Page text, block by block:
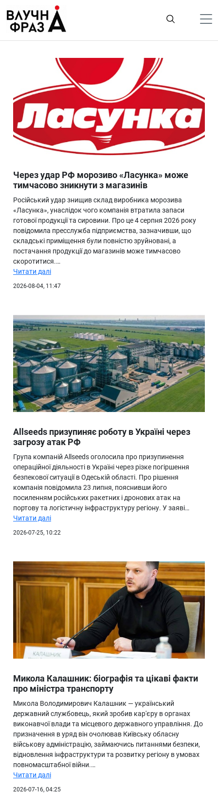
содержимому
Життя
Лайфстайл
ТехноНаука
Людина
Ukraine
Про нас
Через удар РФ морозиво «Ласунка» може
тимчасово зникнути з магазинів
Російський удар знищив склад виробника морозива
«Ласунка», унаслідок чого компанія втратила запаси
готової продукції та сировини. Про це 4 серпня 2026 року
повідомила пресслужба підприємства, зазначивши, що
складські приміщення були повністю зруйновані, а
постачання продукції до магазинів може тимчасово
скоротитися.…
Читати далі
2026-08-04, 11:47
Allseeds призупиняє роботу в Україні через
загрозу атак РФ
Група компаній Allseeds оголосила про призупинення
операційної діяльності в Україні через різке погіршення
безпекової ситуації в Одеській області. Про рішення
компанія повідомила 23 липня, пояснивши його
посиленням російських ракетних і дронових атак на
портову та логістичну інфраструктуру регіону. У заяві…
Читати далі
2026-07-25, 10:22
Микола Калашник: біографія та цікаві факти
про міністра транспорту
Микола Володимирович Калашник — український
державний службовець, який зробив кар'єру в органах
виконавчої влади та місцевого державного управління. До
призначення в уряд він очолював Київську обласну
військову адміністрацію, займаючись питаннями безпеки,
відновлення інфраструктури та розвитку регіону в умовах
повномасштабної війни.…
Читати далі
2026-07-16, 04:25